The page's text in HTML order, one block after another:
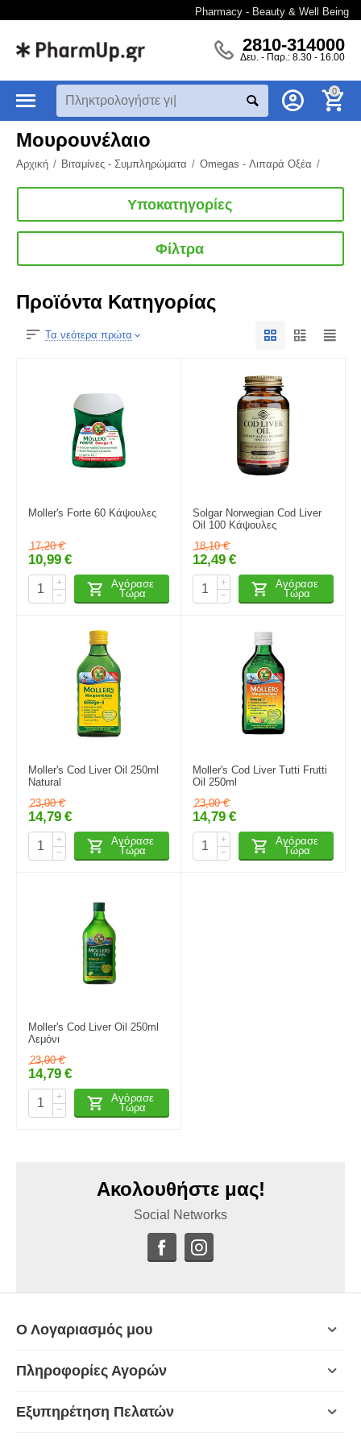
Pharmacy - Beauty & Well Being
2810-314000
Δευ. - Παρ.: 8.30 - 16.00
0
Μουρουνέλαιο
Αρχική / Βιταμίνες - Συμπληρώματα / Omegas - Λιπαρά Οξέα /
Υποκατηγορίες
Φίλτρα
Προϊόντα Κατηγορίας
Τα νεότερα πρώτα
Moller's Forte 60 Κάψουλες
17,20 €
10,99 €
+
−
Αγόρασε
Τώρα
Solgar Norwegian Cod Liver
Oil 100 Κάψουλες
18,10 €
12,49 €
+
−
Αγόρασε
Τώρα
Moller's Cod Liver Oil 250ml
Natural
23,00 €
14,79 €
+
−
Αγόρασε
Τώρα
Moller's Cod Liver Tutti Frutti
Oil 250ml
23,00 €
14,79 €
+
−
Αγόρασε
Τώρα
Moller's Cod Liver Oil 250ml
Λεμόνι
23,00 €
14,79 €
+
−
Αγόρασε
Τώρα
Ακολουθήστε μας!
Social Networks
Ο Λογαριασμός μου
Πληροφορίες Αγορών
Εξυπηρέτηση Πελατών